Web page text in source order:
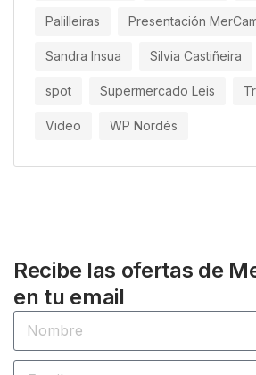
Palilleiras Presentación
Sandra Insua Silvia Castiñeira
spot Supermercado Leis
Video WP Nordés
Recibe las ofertas de
en tu email